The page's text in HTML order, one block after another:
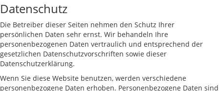
Datenschutz
Die Betreiber dieser Seiten nehmen den Schutz Ihrer
persönlichen Daten sehr ernst. Wir behandeln Ihre
personenbezogenen Daten vertraulich und entsprechend der
gesetzlichen Datenschutzvorschriften sowie dieser
Datenschutzerklärung.
Wenn Sie diese Website benutzen, werden verschiedene
personenbezogene Daten erhoben. Personenbezogene Daten sind